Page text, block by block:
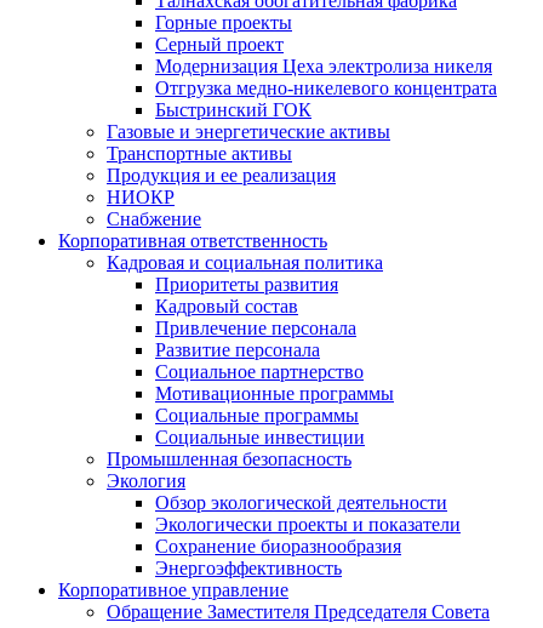
Горные проекты
Серный проект
Модернизация Цеха электролиза никеля
Отгрузка медно-никелевого концентрата
Быстринский ГОК
Газовые и энергетические активы
Транспортные активы
Продукция и ее реализация
НИОКР
Снабжение
Корпоративная ответственность
Кадровая и социальная политика
Приоритеты развития
Кадровый состав
Привлечение персонала
Развитие персонала
Социальное партнерство
Мотивационные программы
Социальные программы
Социальные инвестиции
Промышленная безопасность
Экология
Обзор экологической деятельности
Экологически проекты и показатели
Сохранение биоразнообразия
Энергоэффективность
Корпоративное управление
Обращение Заместителя Председателя Совета